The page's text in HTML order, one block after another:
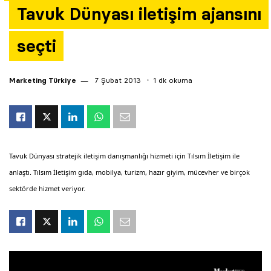
Tavuk Dünyası iletişim ajansını
seçti
Marketing Türkiye 7 Şubat 2013 1 dk okuma
Tavuk Dünyası stratejik iletişim danışmanlığı hizmeti için Tılsım İletişim ile
anlaştı. Tılsım İletişim gıda, mobilya, turizm, hazır giyim, mücevher ve birçok
sektörde hizmet veriyor.
Yazarlar
Araştırma